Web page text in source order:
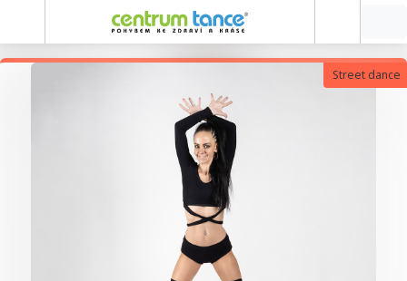
Street dance